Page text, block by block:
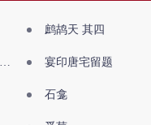
鹧鸪天 其四
宴印唐宅留题
石龛